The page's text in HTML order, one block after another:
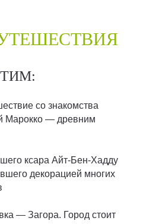
со знакомства
Марокко — древним
ксара Айт‑Бен‑Хадду
декорацией многих
— Загора. Город стоит